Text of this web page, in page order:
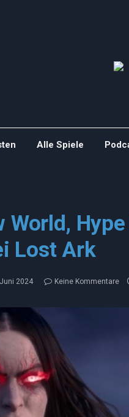
Alle Spiele
World,
Lost Ark
2024 Keine Kommentare